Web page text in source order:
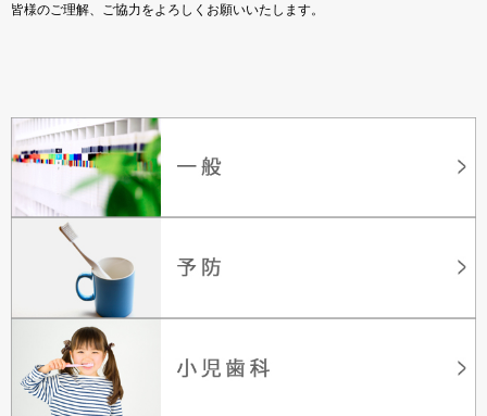
皆様のご理解、ご協力をよろしくお願いいたします。